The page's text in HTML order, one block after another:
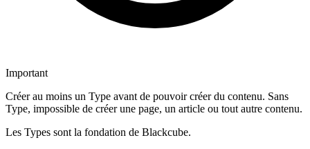
Important
Créer au moins un Type avant de pouvoir créer du contenu. Sans
Type, impossible de créer une page, un article ou tout autre contenu.
Les Types sont la fondation de Blackcube.